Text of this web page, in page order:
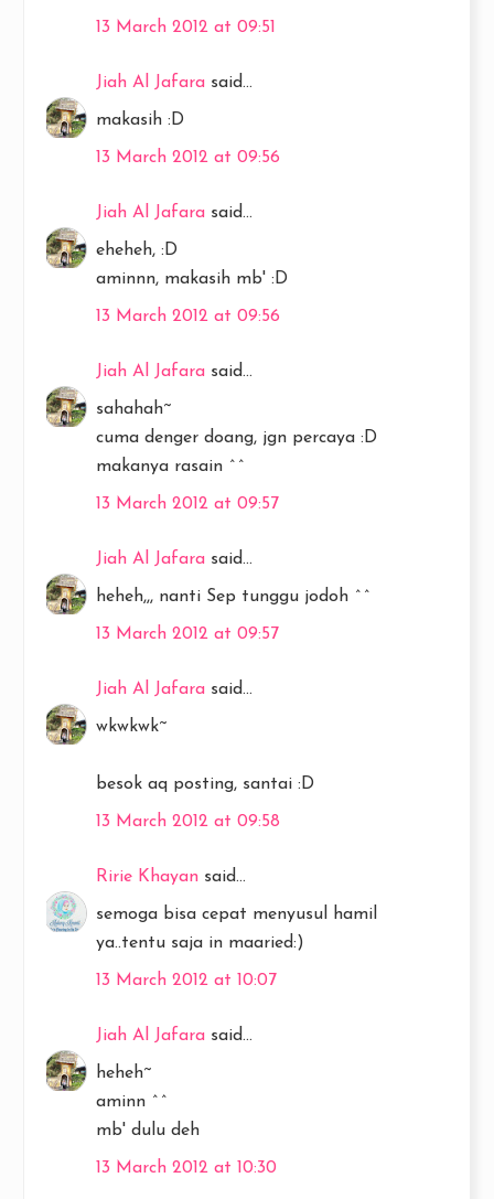
13 March 2012 at 09:51
Jiah Al Jafara said...
makasih :D
13 March 2012 at 09:56
Jiah Al Jafara said...
eheheh, :D
aminnn, makasih mb' :D
13 March 2012 at 09:56
Jiah Al Jafara said...
sahahah~
cuma denger doang, jgn percaya :D
makanya rasain ^^
13 March 2012 at 09:57
Jiah Al Jafara said...
heheh,,, nanti Sep tunggu jodoh ^^
13 March 2012 at 09:57
Jiah Al Jafara said...
wkwkwk~
besok aq posting, santai :D
13 March 2012 at 09:58
Ririe Khayan said...
semoga bisa cepat menyusul hamil
ya..tentu saja in maaried:)
13 March 2012 at 10:07
Jiah Al Jafara said...
heheh~
aminn ^^
mb' dulu deh
13 March 2012 at 10:30